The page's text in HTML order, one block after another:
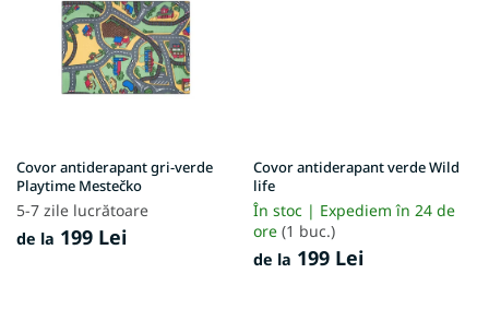
Covor antiderapant gri-verde
Playtime Mestečko
5-7 zile lucrătoare
de la 199 Lei
Covor antiderapant verde Wild
life
În stoc | Expediem în 24 de
ore (1 buc.)
de la 199 Lei